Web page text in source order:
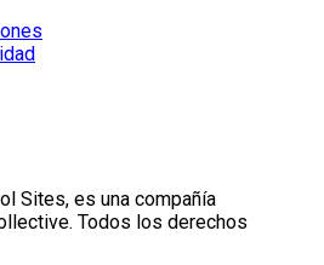
Sites, es una compañía
Todos los derechos